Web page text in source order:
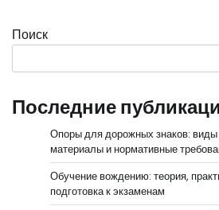
Поиск
Последние
Опоры для дорожных знаков: виды
материалы и нормативные
Обучение вождению: теория,
подготовка к экзаменам